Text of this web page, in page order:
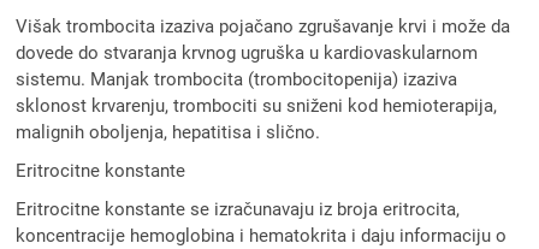
Višak trombocita izaziva pojačano zgrušavanje krvi i može da
dovede do stvaranja krvnog ugruška u kardiovaskularnom
sistemu. Manjak trombocita (trombocitopenija) izaziva
sklonost krvarenju, trombociti su sniženi kod hemioterapija,
malignih oboljenja, hepatitisa i slično.
Eritrocitne konstante
Eritrocitne konstante se izračunavaju iz broja eritrocita,
koncentracije hemoglobina i hematokrita i daju informaciju o